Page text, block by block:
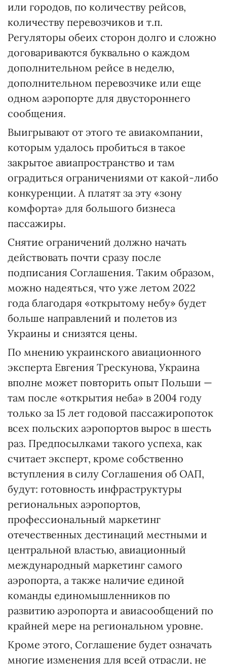
или городов, по количеству рейсов,
количеству перевозчиков и т.п.
Регуляторы обеих сторон долго и сложно
договариваются буквально о каждом
дополнительном рейсе в неделю,
дополнительном перевозчике или еще
одном аэропорте для двустороннего
сообщения.
Выигрывают от этого те авиакомпании,
которым удалось пробиться в такое
закрытое авиапространство и там
оградиться ограничениями от какой-либо
конкуренции. А платят за эту «зону
комфорта» для большого бизнеса
пассажиры.
Снятие ограничений должно начать
действовать почти сразу после
подписания Соглашения. Таким образом,
можно надеяться, что уже летом 2022
года благодаря «открытому небу» будет
больше направлений и полетов из
Украины и снизятся цены.
По мнению украинского авиационного
эксперта Евгения Трескунова, Украина
вполне может повторить опыт Польши —
там после «открытия неба» в 2004 году
только за 15 лет годовой пассажиропоток
всех польских аэропортов вырос в шесть
раз. Предпосылками такого успеха, как
считает эксперт, кроме собственно
вступления в силу Соглашения об ОАП,
будут: готовность инфраструктуры
региональных аэропортов,
профессиональный маркетинг
отечественных дестинаций местными и
центральной властью, авиационный
международный маркетинг самого
аэропорта, а также наличие единой
команды единомышленников по
развитию аэропорта и авиасообщений по
крайней мере на региональном уровне.
Кроме этого, Соглашение будет означать
многие изменения для всей отрасли, не